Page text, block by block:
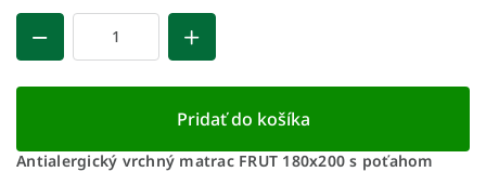
Pridať do košíka
Antialergický vrchný matrac FRUT 180x200 s poťahom